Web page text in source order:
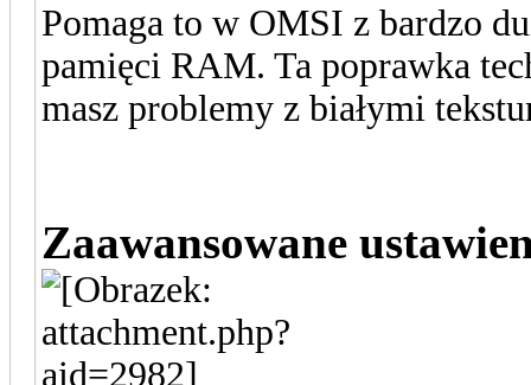
Pomaga to w OMSI z bardzo
pamięci RAM. Ta poprawka
masz problemy z białymi
Zaawansowane